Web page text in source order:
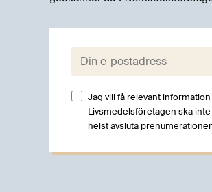
E-post:
Jag vill få relevant
Livsmedelsföretagen ska
helst avsluta